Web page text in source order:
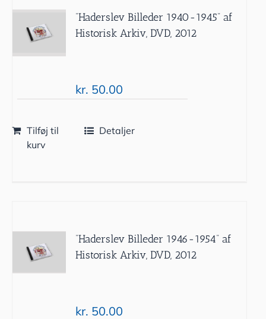
”Haderslev Billeder 1940-1945” af
Historisk Arkiv, DVD, 2012
kr. 50.00
Tilføj til
kurv
Detaljer
”Haderslev Billeder 1946-1954” af
Historisk Arkiv, DVD, 2012
kr. 50.00